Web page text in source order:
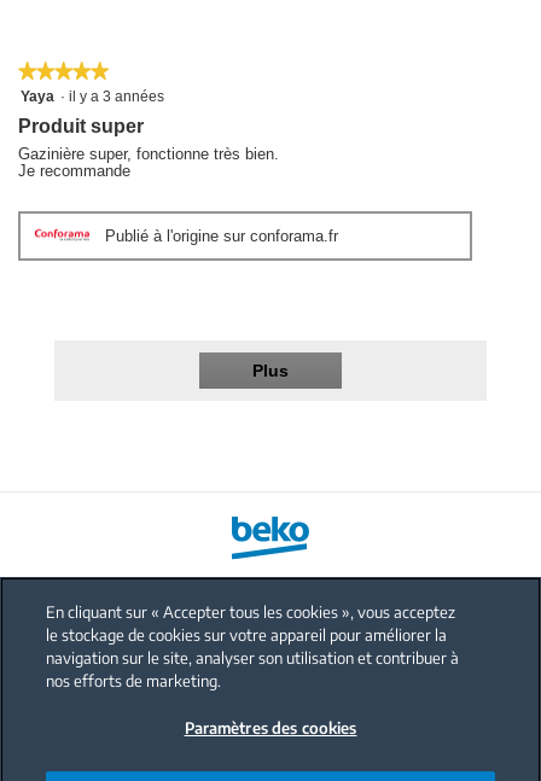
★★★★★
★★★★★
5
5
Yaya · il y a 3 années
Produit super
Gazinière super, fonctionne très bien.
Je recommande
Publié à l'origine sur conforama.fr
Plus
FAQ
Protection données personnelles
Mentions légales
Nous contacter
En cliquant sur « Accepter tous les cookies », vous acceptez
le stockage de cookies sur votre appareil pour améliorer la
navigation sur le site, analyser son utilisation et contribuer à
nos efforts de marketing.
Paramètres des cookies